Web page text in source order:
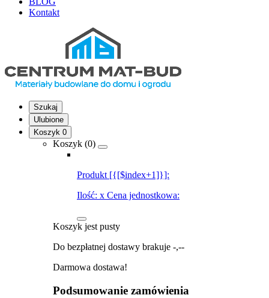
Kontakt
Szukaj
Ulubione
Koszyk 0
Koszyk (0)
Produkt [{[$index+1]}]:
Ilość: x Cena jednostkowa:
Koszyk jest pusty
Do bezpłatnej dostawy brakuje -,--
Darmowa dostawa!
Podsumowanie zamówienia